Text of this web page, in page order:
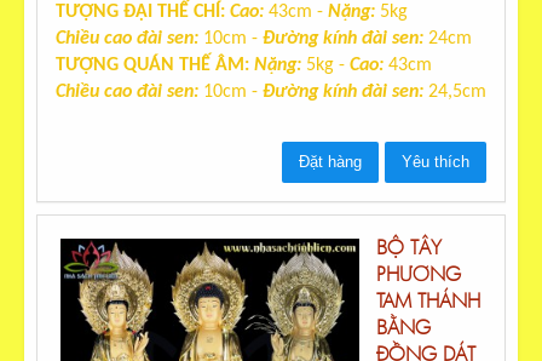
TƯỢNG ĐẠI THẾ CHÍ: Cao: 43cm - Nặng: 5kg
Chiều cao đài sen: 10cm - Đường kính đài sen: 24cm
TƯỢNG QUÁN THẾ ÂM: Nặng: 5kg - Cao: 43cm
Chiều cao đài sen: 10cm - Đường kính đài sen: 24,5cm
Đặt hàng Yêu thích
BỘ TÂY
PHƯƠNG
TAM THÁNH
BẰNG
ĐỒNG DÁT